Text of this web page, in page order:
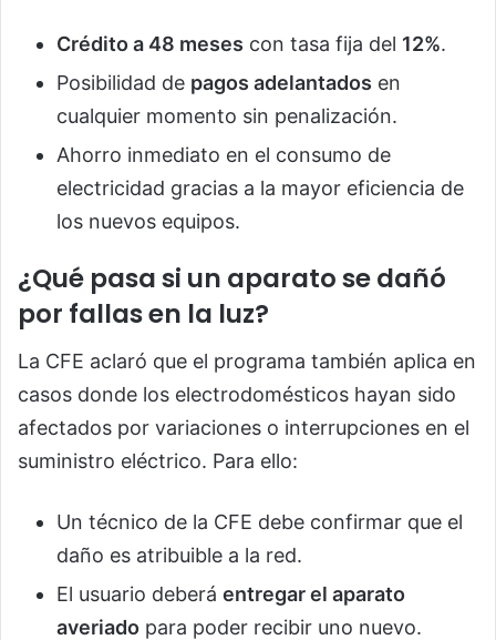
Crédito a 48 meses con tasa fija del 12%.
Posibilidad de pagos adelantados en
cualquier momento sin penalización.
Ahorro inmediato en el consumo de
electricidad gracias a la mayor eficiencia de
los nuevos equipos.
¿Qué pasa si un aparato se dañó
por fallas en la luz?
La CFE aclaró que el programa también aplica en
casos donde los electrodomésticos hayan sido
afectados por variaciones o interrupciones en el
suministro eléctrico. Para ello:
Un técnico de la CFE debe confirmar que el
daño es atribuible a la red.
El usuario deberá entregar el aparato
averiado para poder recibir uno nuevo.